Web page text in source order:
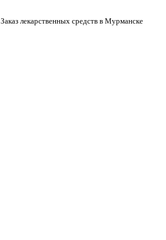
Заказ лекарственных средств в Мурманске